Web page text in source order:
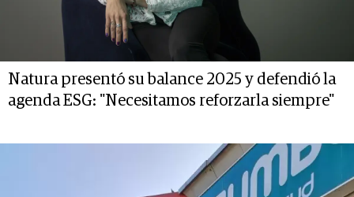
Natura presentó su balance 2025 y defendió la
agenda ESG: "Necesitamos reforzarla siempre"